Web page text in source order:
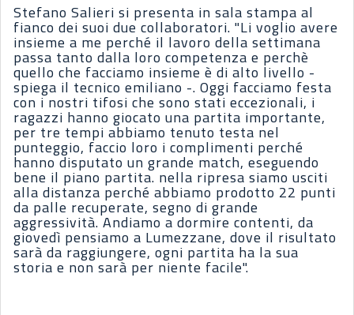
Stefano Salieri si presenta in sala stampa al
fianco dei suoi due collaboratori. "Li voglio avere
insieme a me perché il lavoro della settimana
passa tanto dalla loro competenza e perchè
quello che facciamo insieme è di alto livello -
spiega il tecnico emiliano -. Oggi facciamo festa
con i nostri tifosi che sono stati eccezionali, i
ragazzi hanno giocato una partita importante,
per tre tempi abbiamo tenuto testa nel
punteggio, faccio loro i complimenti perché
hanno disputato un grande match, eseguendo
bene il piano partita. nella ripresa siamo usciti
alla distanza perché abbiamo prodotto 22 punti
da palle recuperate, segno di grande
aggressività. Andiamo a dormire contenti, da
giovedì pensiamo a Lumezzane, dove il risultato
sarà da raggiungere, ogni partita ha la sua
storia e non sarà per niente facile".